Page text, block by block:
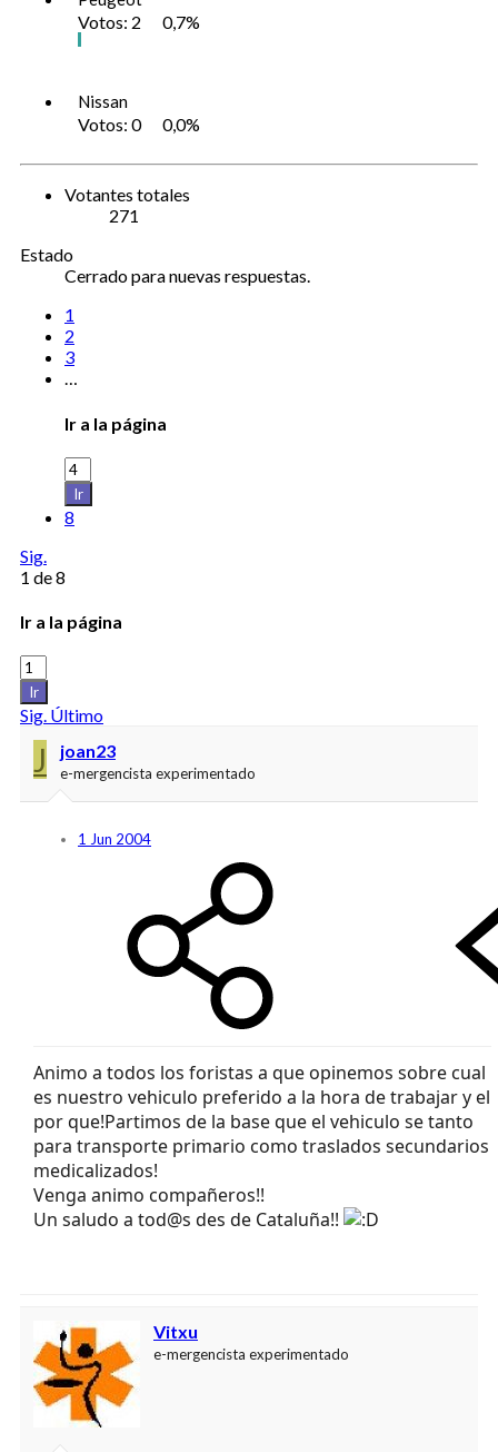
Votos: 2 0,7%
Nissan
Votos: 0 0,0%
Votantes totales
271
Estado
Cerrado para nuevas respuestas.
1
2
3
…
Ir a la página
Ir
8
Sig.
1 de 8
Ir a la página
Ir
Sig. Último
J joan23
e-mergencista experimentado
1 Jun 2004
Animo a todos los foristas a que opinemos sobre cual
es nuestro vehiculo preferido a la hora de trabajar y el
por que!Partimos de la base que el vehiculo se tanto
para transporte primario como traslados secundarios
medicalizados!
Venga animo compañeros!!
Un saludo a tod@s des de Cataluña!!
Vitxu
e-mergencista experimentado